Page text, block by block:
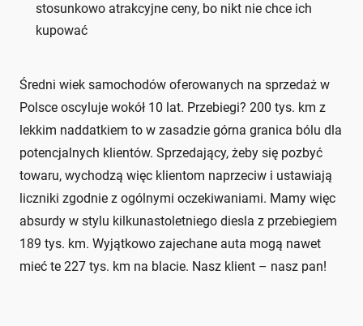
stosunkowo atrakcyjne ceny, bo nikt nie chce ich
kupować
Średni wiek samochodów oferowanych na sprzedaż w
Polsce oscyluje wokół 10 lat. Przebiegi? 200 tys. km z
lekkim naddatkiem to w zasadzie górna granica bólu dla
potencjalnych klientów. Sprzedający, żeby się pozbyć
towaru, wychodzą więc klientom naprzeciw i ustawiają
liczniki zgodnie z ogólnymi oczekiwaniami. Mamy więc
absurdy w stylu kilkunastoletniego diesla z przebiegiem
189 tys. km. Wyjątkowo zajechane auta mogą nawet
mieć te 227 tys. km na blacie. Nasz klient – nasz pan!